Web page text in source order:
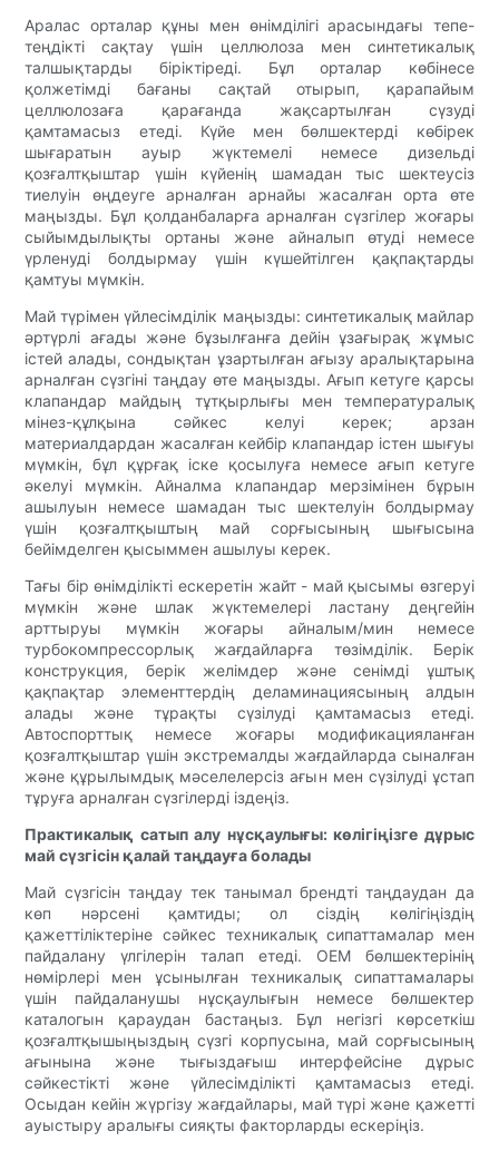
Аралас орталар құны мен өнімділігі арасындағы тепе-
теңдікті сақтау үшін целлюлоза мен синтетикалық
талшықтарды біріктіреді. Бұл орталар көбінесе
қолжетімді бағаны сақтай отырып, қарапайым
целлюлозаға қарағанда жақсартылған сүзуді
қамтамасыз етеді. Күйе мен бөлшектерді көбірек
шығаратын ауыр жүктемелі немесе дизельді
қозғалтқыштар үшін күйенің шамадан тыс шектеусіз
тиелуін өңдеуге арналған арнайы жасалған орта өте
маңызды. Бұл қолданбаларға арналған сүзгілер жоғары
сыйымдылықты ортаны және айналып өтуді немесе
үрленуді болдырмау үшін күшейтілген қақпақтарды
қамтуы мүмкін.
Май түрімен үйлесімділік маңызды: синтетикалық майлар
әртүрлі ағады және бұзылғанға дейін ұзағырақ жұмыс
істей алады, сондықтан ұзартылған ағызу аралықтарына
арналған сүзгіні таңдау өте маңызды. Ағып кетуге қарсы
клапандар майдың тұтқырлығы мен температуралық
мінез-құлқына сәйкес келуі керек; арзан
материалдардан жасалған кейбір клапандар істен шығуы
мүмкін, бұл құрғақ іске қосылуға немесе ағып кетуге
әкелуі мүмкін. Айналма клапандар мерзімінен бұрын
ашылуын немесе шамадан тыс шектелуін болдырмау
үшін қозғалтқыштың май сорғысының шығысына
бейімделген қысыммен ашылуы керек.
Тағы бір өнімділікті ескеретін жайт - май қысымы өзгеруі
мүмкін және шлак жүктемелері ластану деңгейін
арттыруы мүмкін жоғары айналым/мин немесе
турбокомпрессорлық жағдайларға төзімділік. Берік
конструкция, берік желімдер және сенімді ұштық
қақпақтар элементтердің деламинациясының алдын
алады және тұрақты сүзілуді қамтамасыз етеді.
Автоспорттық немесе жоғары модификацияланған
қозғалтқыштар үшін экстремалды жағдайларда сыналған
және құрылымдық мәселелерсіз ағын мен сүзілуді ұстап
тұруға арналған сүзгілерді іздеңіз.
Практикалық сатып алу нұсқаулығы: көлігіңізге дұрыс
май сүзгісін қалай таңдауға болады
Май сүзгісін таңдау тек танымал брендті таңдаудан да
көп нәрсені қамтиды; ол сіздің көлігіңіздің
қажеттіліктеріне сәйкес техникалық сипаттамалар мен
пайдалану үлгілерін талап етеді. OEM бөлшектерінің
нөмірлері мен ұсынылған техникалық сипаттамалары
үшін пайдаланушы нұсқаулығын немесе бөлшектер
каталогын қараудан бастаңыз. Бұл негізгі көрсеткіш
қозғалтқышыңыздың сүзгі корпусына, май сорғысының
ағынына және тығыздағыш интерфейсіне дұрыс
сәйкестікті және үйлесімділікті қамтамасыз етеді.
Осыдан кейін жүргізу жағдайлары, май түрі және қажетті
ауыстыру аралығы сияқты факторларды ескеріңіз.